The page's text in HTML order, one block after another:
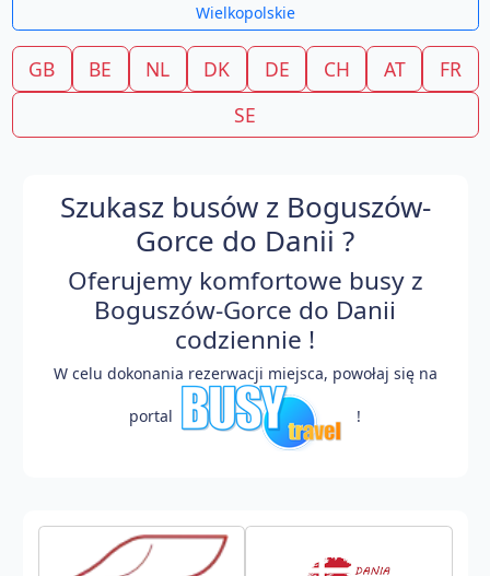
Wielkopolskie
GB BE NL DK DE CH AT
FR
SE
Szukasz busów z Boguszów-
Gorce do Danii ?
Oferujemy komfortowe busy z
Boguszów-Gorce do Danii
codziennie !
W celu dokonania rezerwacji miejsca, powołaj się na
portal !